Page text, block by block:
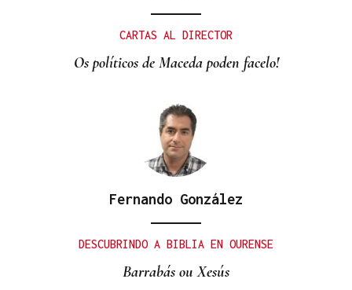
Despliegue policial en Redondela por un hombre
CARTAS AL DIRECTOR
Os políticos de Maceda poden facelo!
Fernando González
DESCUBRINDO A BIBLIA EN OURENSE
Barrabás ou Xesús